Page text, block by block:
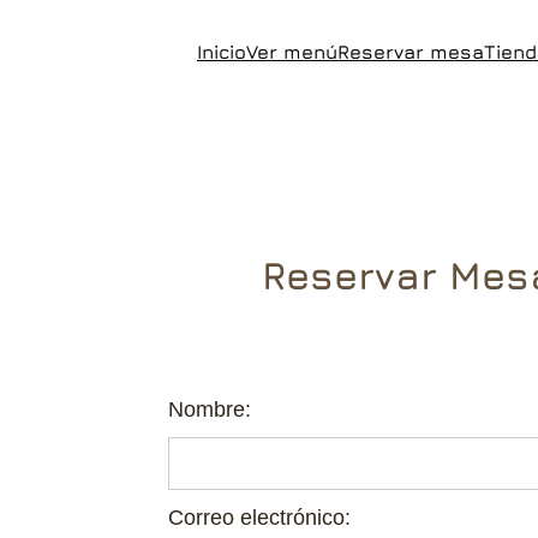
InicioVer menúReservar mesa
Reservar
Nombre:
Correo electrónico: